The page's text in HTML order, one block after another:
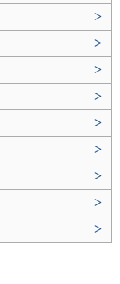
>
>
>
>
>
>
>
>
>